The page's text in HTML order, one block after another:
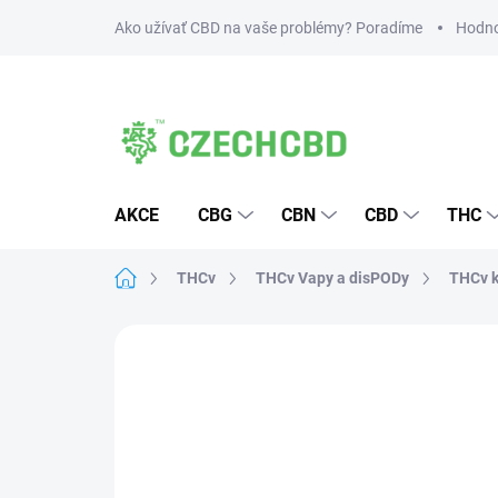
Ako užívať CBD na vaše problémy? Poradíme
AKCE CBG CBN CBD THC
DomovTHCv THCv Vapy a disPODy THCv